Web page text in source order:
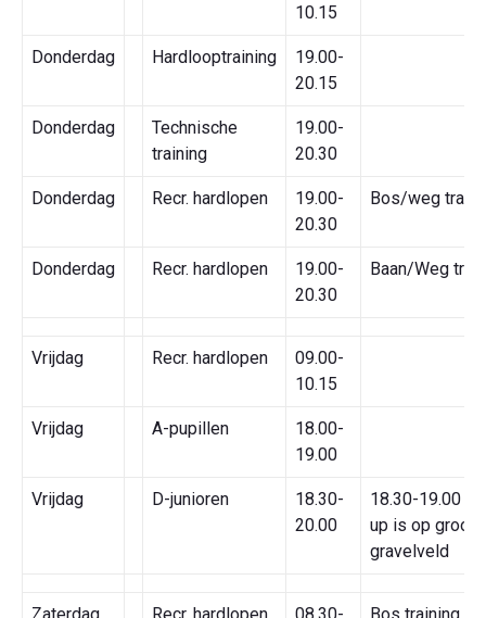
10.15
Donderdag Hardlooptraining
19.00-
20.15
Donderdag
Technische
training
19.00-
20.30
Donderdag Recr. hardlopen
19.00-
20.30
Bos/weg
Donderdag Recr. hardlopen
19.00-
20.30
Baan/Weg
Vrijdag Recr. hardlopen
09.00-
10.15
Vrijdag A-pupillen
18.00-
19.00
Vrijdag D-junioren
18.30-
20.00
18.30-19.00
up is op groot
gravelveld